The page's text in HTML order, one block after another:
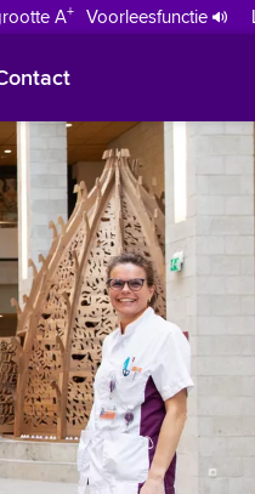
A+ Voorleesfunctie